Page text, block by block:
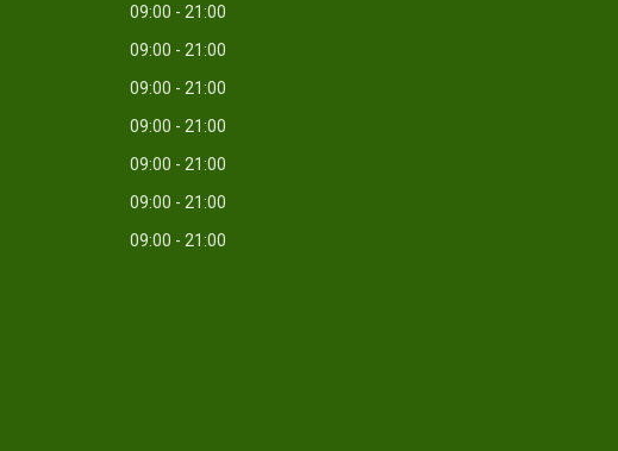
09:00
21:00
09:00
21:00
09:00
21:00
09:00
21:00
09:00
21:00
09:00
21:00
09:00 21:00